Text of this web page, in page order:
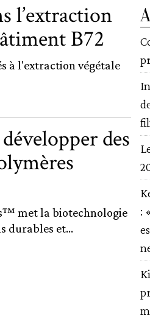
l’extraction
B72
à l'extraction végétale
des
met la biotechnologie
durables et...
: